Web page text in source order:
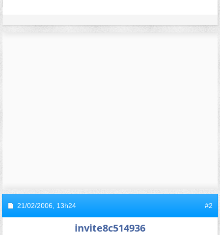
21/02/2006, 13h24 #2
invite8c514936